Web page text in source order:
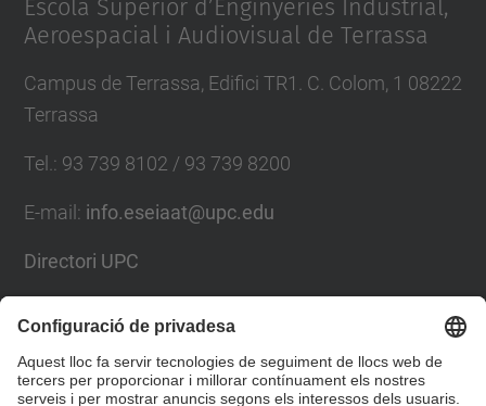
Escola Superior d’Enginyeries Industrial,
Aeroespacial i Audiovisual de Terrassa
Campus de Terrassa, Edifici TR1. C. Colom, 1 08222
Terrassa
Tel. : 93 739 8102 / 93 739 8200
E-mail: info.eseiaat@upc.edu
Directori UPC
Llista Xarxes Socials